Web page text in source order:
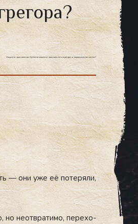
Защита от христианства. Нужна ли защита от христианского эгрегора, от авраамических систем?
— они уже её по­теря­ли,
но не­от­вра­тимо, пе­рехо­